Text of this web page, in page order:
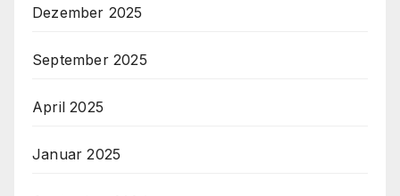
Dezember 2025
September 2025
April 2025
Januar 2025